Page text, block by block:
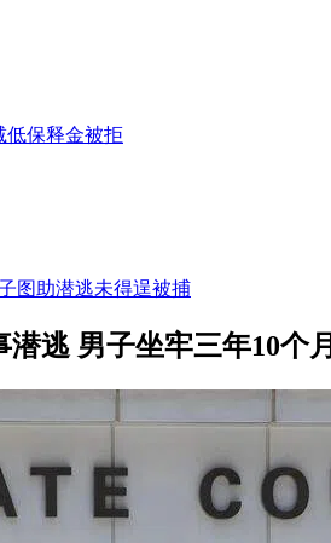
低保释金被拒
图助潜逃未得逞被捕
逃 男子坐牢三年10个月